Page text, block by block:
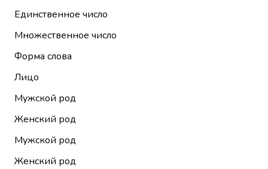
Единственное число
Множественное число
Форма слова
Лицо
Мужской род
Женский род
Мужской род
Женский род